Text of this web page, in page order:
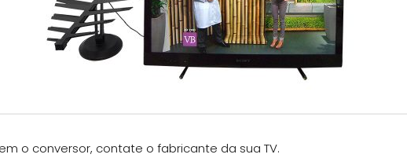
o conversor, contate o fabricante da sua TV.